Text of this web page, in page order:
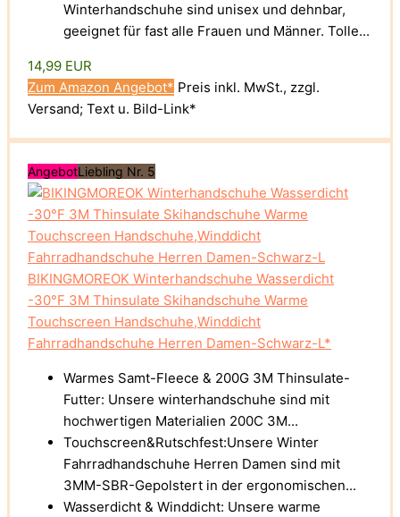
Winterhandschuhe sind unisex und dehnbar,
geeignet für fast alle Frauen und Männer. Tolle...
14,99 EUR
Zum Amazon Angebot* Preis inkl. MwSt., zzgl.
Versand; Text u. Bild-Link*
AngebotLiebling Nr. 5
BIKINGMOREOK Winterhandschuhe Wasserdicht
-30°F 3M Thinsulate Skihandschuhe Warme
Touchscreen Handschuhe,Winddicht
Fahrradhandschuhe Herren Damen-Schwarz-L*
Warmes Samt-Fleece & 200G 3M Thinsulate-
Futter: Unsere winterhandschuhe sind mit
hochwertigen Materialien 200C 3M...
Touchscreen&Rutschfest:Unsere Winter
Fahrradhandschuhe Herren Damen sind mit
3MM-SBR-Gepolstert in der ergonomischen...
Wasserdicht & Winddicht: Unsere warme